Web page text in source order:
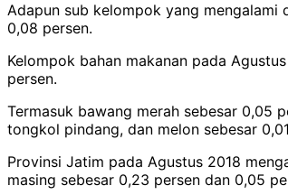
Adapun sub kelompok yang mengalami
0,08 persen.
Kelompok bahan makanan pada
persen.
Termasuk bawang merah sebesar 0,05
tongkol pindang, dan melon sebesar
Provinsi Jatim pada Agustus 2018
masing sebesar 0,23 persen dan 0,05